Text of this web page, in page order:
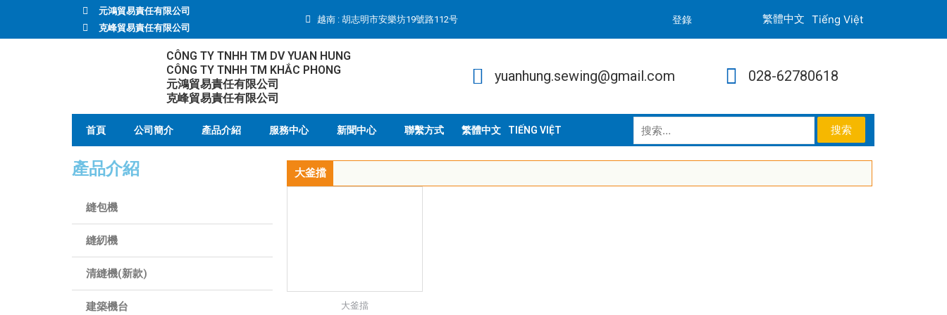
元鴻貿易責任有限公司
克峰貿易責任有限公司
越南 : 胡志明市安樂坊19號路112号 登錄 Tiếng Việt
CÔNG TY TNHH TM DV YUAN HUNG
CÔNG TY TNHH TM KHẮC PHONG
元鴻貿易責任有限公司
克峰貿易責任有限公司
yuanhung.sewing@gmail.com 028-62780618
首頁 公司簡介 產品介紹 服務中心 新聞中心 聯繫方式 TIẾNG VIỆT
產品介紹
縫包機
縫紉機
清縫機(新款)
建築機台
大釜擋
大釜擋